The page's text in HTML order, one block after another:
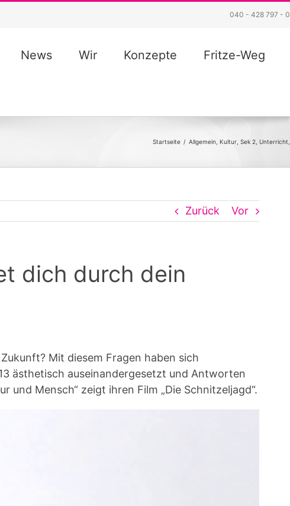
040 - 428 797 - 0
News Wir Konzepte Fritze-Weg
Startseite / Allgemein Kultur Sek 2 Unterricht
Zurück Vor
dich durch dein
Mit diesem Fragen haben sich
ästhetisch auseinandergesetzt und Antworten
und Mensch“ zeigt ihren Film „Die Schnitzeljagd“.